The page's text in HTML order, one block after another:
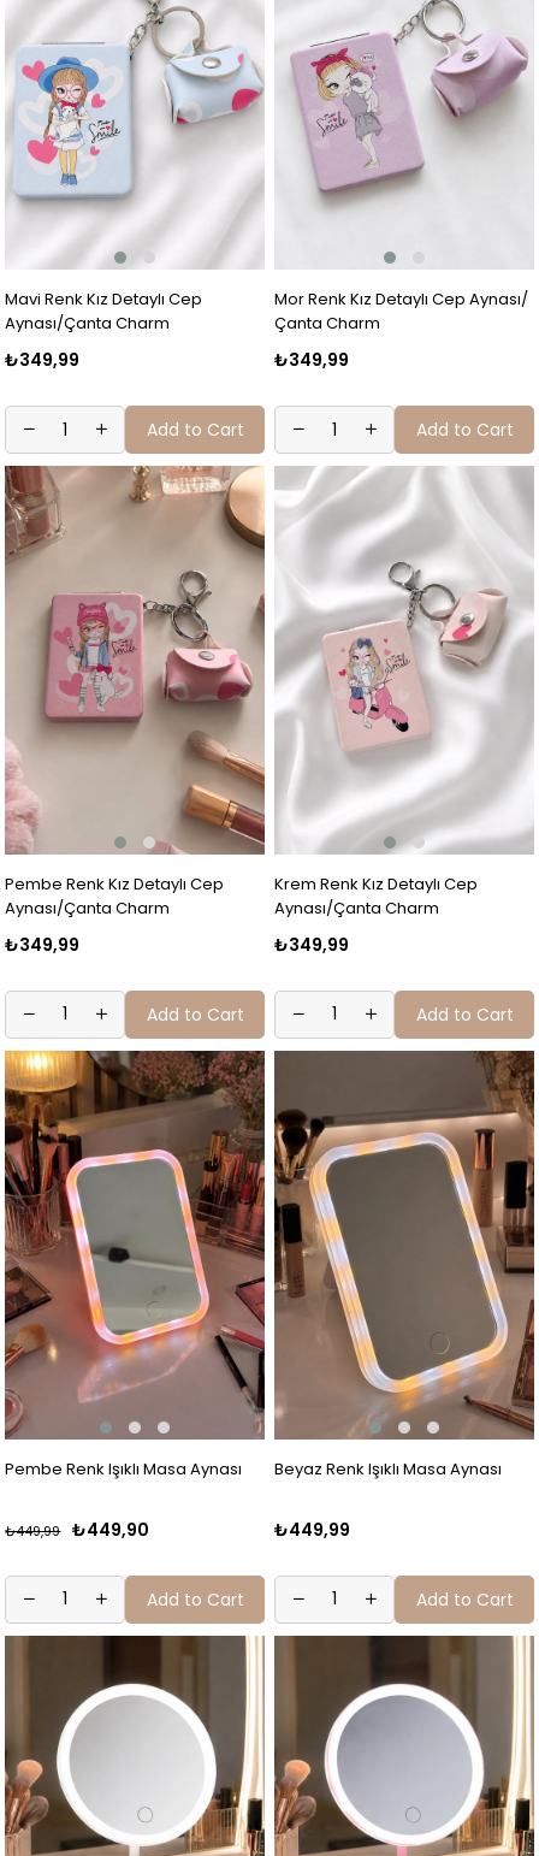
Mavi Renk Kız Detaylı Cep
Aynası/Çanta Charm
₺349,99
Add to Cart
Mor Renk Kız Detaylı Cep Aynası/
Çanta Charm
₺349,99
Add to Cart
Pembe Renk Kız Detaylı Cep
Aynası/Çanta Charm
₺349,99
Add to Cart
Krem Renk Kız Detaylı Cep
Aynası/Çanta Charm
₺349,99
Add to Cart
Pembe Renk Işıklı Masa Aynası
₺449,90
₺449,99
Add to Cart
Beyaz Renk Işıklı Masa Aynası
₺449,99
Add to Cart